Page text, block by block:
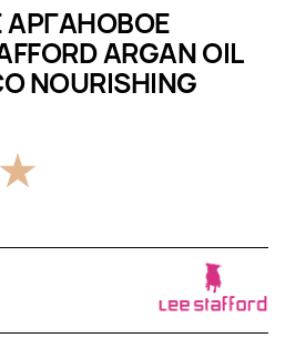
ARGAN OIL
NOURISHING